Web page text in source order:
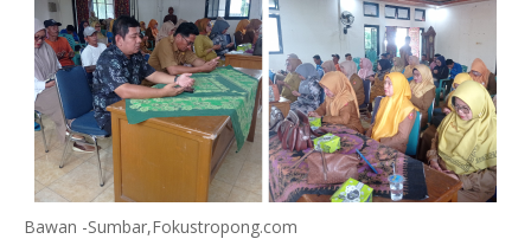
Bawan -Sumbar,Fokustropong.com